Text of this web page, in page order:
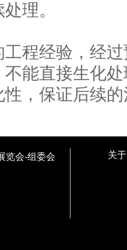
理。
程经验，经
能直接生化
，保证后续
览会-组委会
关